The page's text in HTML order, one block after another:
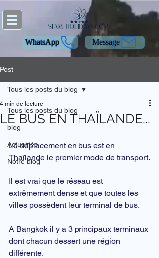
WhatsApp Message
Post
Tous les posts du blog
blog
Actualités
Notre blog
Tous les posts du blog
LE BUS EN THAÏLANDE...
4 min de lecture
Le déplacement en bus est en
Thaïlande le premier mode de transport.
Il est vrai que le réseau est
extrêmement dense et que toutes les
villes possèdent leur terminal de bus.
A Bangkok il y a 3 principaux terminaux
dont chacun dessert une région
différente.